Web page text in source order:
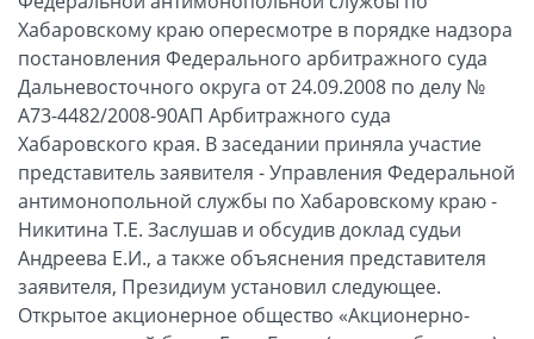
Хабаровскому краю опересмотре в порядке надзора
постановления Федерального арбитражного суда
Дальневосточного округа от 24.09.2008 по делу №
А73-4482/2008-90АП Арбитражного суда
Хабаровского края. В заседании приняла участие
представитель заявителя - Управления Федеральной
антимонопольной службы по Хабаровскому краю -
Никитина Т.Е. Заслушав и обсудив доклад судьи
Андреева Е.И., а также объяснения представителя
заявителя, Президиум установил следующее.
Открытое акционерное общество «Акционерно-